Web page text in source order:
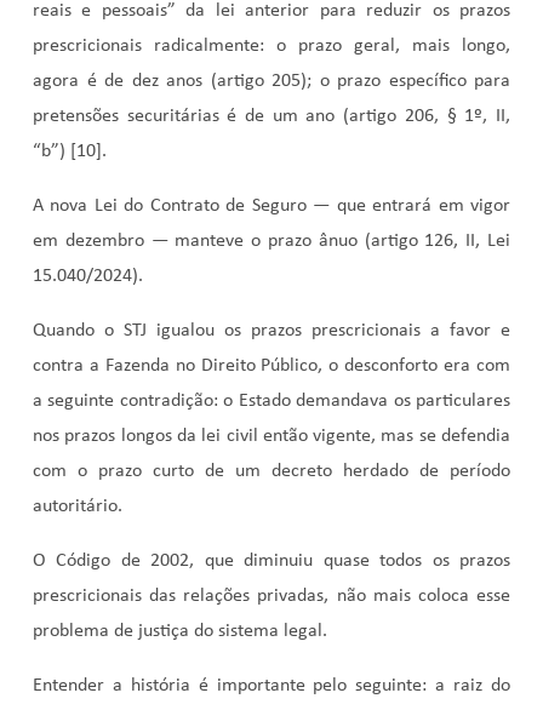
reais e pessoais” da lei anterior para reduzir os prazos
prescricionais radicalmente: o prazo geral, mais longo,
agora é de dez anos (artigo 205); o prazo específico para
pretensões securitárias é de um ano (artigo 206, § 1º, II,
“b”) [10].
A nova Lei do Contrato de Seguro — que entrará em vigor
em dezembro — manteve o prazo ânuo (artigo 126, II, Lei
15.040/2024).
Quando o STJ igualou os prazos prescricionais a favor e
contra a Fazenda no Direito Público, o desconforto era com
a seguinte contradição: o Estado demandava os particulares
nos prazos longos da lei civil então vigente, mas se defendia
com o prazo curto de um decreto herdado de período
autoritário.
O Código de 2002, que diminuiu quase todos os prazos
prescricionais das relações privadas, não mais coloca esse
problema de justiça do sistema legal.
Entender a história é importante pelo seguinte: a raiz do